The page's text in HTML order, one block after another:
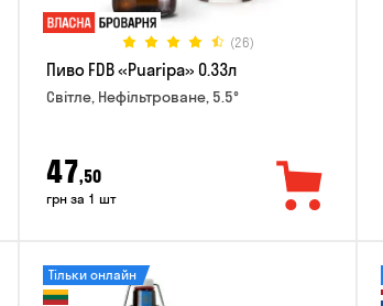
(26)
Пиво FDB «Puaripa» 0.33л
Світле, Нефільтроване, 5.5°
47,50
грн за 1 шт
Тільки онлайн